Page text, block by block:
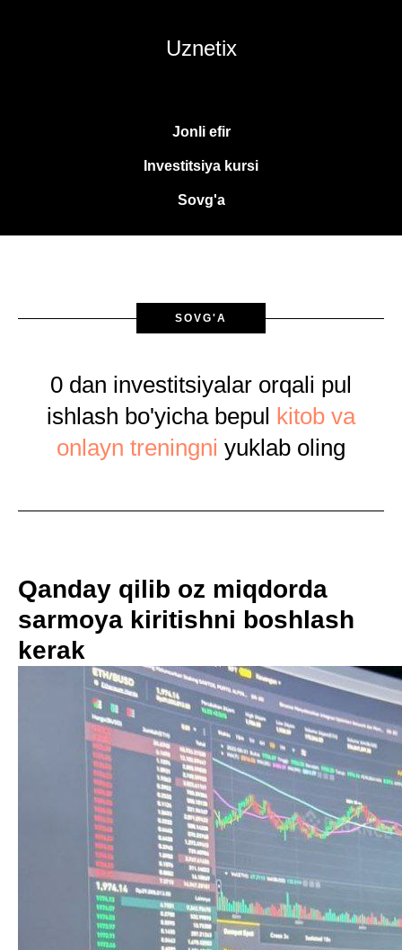
Uznetix
Jonli efir
Investitsiya kursi
Sovg'a
SOVG'A
0 dan investitsiyalar orqali pul
ishlash bo'yicha bepul kitob va
onlayn treningni yuklab oling
Qanday qilib oz miqdorda
sarmoya kiritishni boshlash
kerak